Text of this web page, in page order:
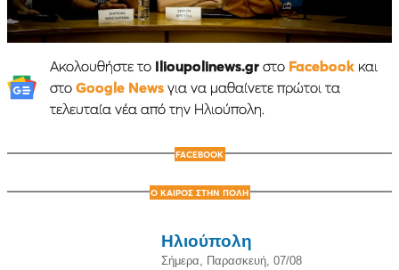
Ακολουθήστε το Ilioupolinews.grστο Facebookκαι
στο Google Newsγια να μαθαίνετε πρώτοι τα
τελευταία νέα από την Ηλιούπολη.
FACEBOOK
Ο ΚΑΙΡΟΣ ΣΤΗΝ ΠΟΛΗ